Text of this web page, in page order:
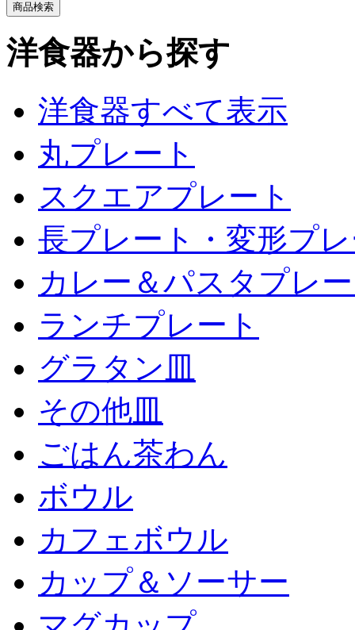
洋食器から探す
洋食器すべて表示
丸プレート
スクエアプレート
長プレート・変形プ
カレー＆パスタプレ
ランチプレート
グラタン皿
その他皿
ごはん茶わん
ボウル
カフェボウル
カップ＆ソーサー